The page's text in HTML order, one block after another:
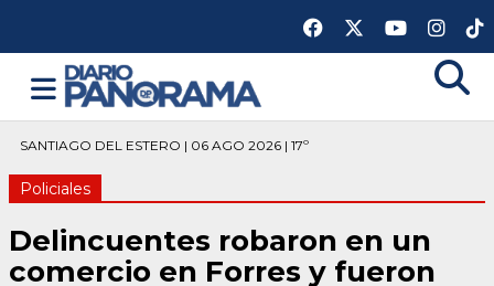
SANTIAGO DEL ESTERO | 06 AGO 2026 | 17º
Policiales
Delincuentes robaron en un
comercio en Forres y fueron